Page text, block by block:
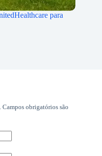
para
Campos obrigatórios são